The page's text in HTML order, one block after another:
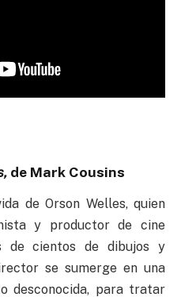
de Mark Cousins
de Orson Welles, quien
y productor de cine
de cientos de dibujos y
se sumerge en una
desconocida, para tratar